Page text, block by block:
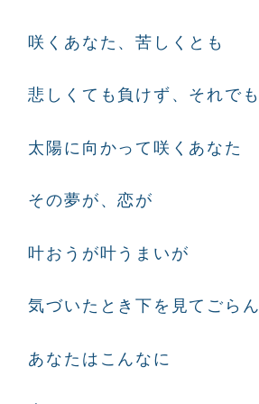
咲くあなた、苦しくとも
悲しくても負けず、それでも
太陽に向かって咲くあなた
その夢が、恋が
叶おうが叶うまいが
気づいたとき下を見てごらん
あなたはこんなに